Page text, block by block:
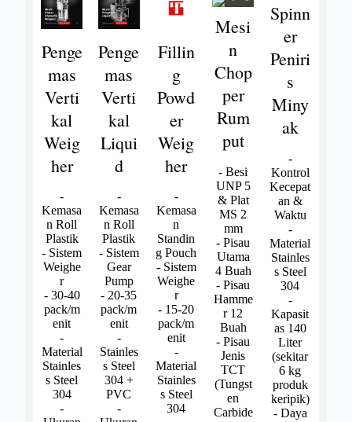
Penge
mas
Verti
kal
Weig
her
-
Kemasa
n Roll
Plastik
- Sistem
Weighe
r
- 30-40
pack/m
enit
-
Material
Stainles
s Steel
304
-
Penge
mas
Verti
kal
Liqui
d
-
Kemasa
n Roll
Plastik
- Sistem
Gear
Pump
- 20-35
pack/m
enit
-
Stainles
s Steel
304 +
PVC
-
Fillin
g
Powd
er
Weig
her
-
Kemasa
n
Standin
g Pouch
- Sistem
Weighe
r
- 15-20
pack/m
enit
-
Material
Stainles
s Steel
304
Mesi
n
Chop
per
Rum
put
- Besi
UNP 5
& Plat
MS 2
mm
- Pisau
Utama
4 Buah
- Pisau
Hamme
r 12
Buah
- Pisau
Jenis
TCT
(Tungst
en
Carbide
Spinn
er
Peniri
s
Miny
ak
-
Kontrol
Kecepat
an &
Waktu
-
Material
Stainles
s Steel
304
-
Kapasit
as 140
Liter
(sekitar
6 kg
produk
keripik)
- Daya